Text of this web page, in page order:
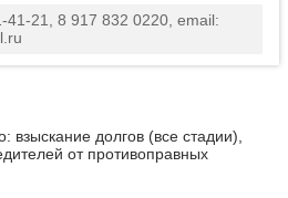
41-21, 8 917 832 0220, email:
взыскание долгов (все стадии),
от противоправных